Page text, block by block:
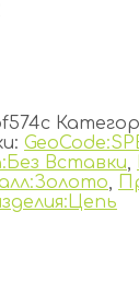
Вставки,
,